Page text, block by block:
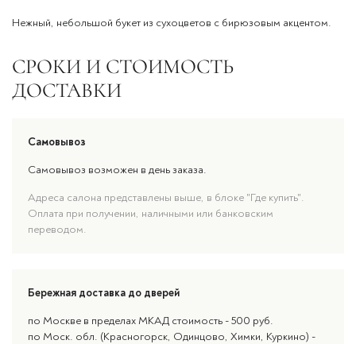
Нежный, небольшой букет из сухоцветов с бирюзовым акцентом.
СРОКИ И СТОИМОСТЬ
ДОСТАВКИ
Самовывоз
Самовывоз возможен в день заказа.
Адреса салона представлены выше, в блоке "Где купить".
Оплата при получении, наличными или банковским
переводом.
Бережная доставка до дверей
по Москве в пределах МКАД стоимость - 500 руб.
по Моск. обл. (Красногорск, Одинцово, Химки, Куркино) -